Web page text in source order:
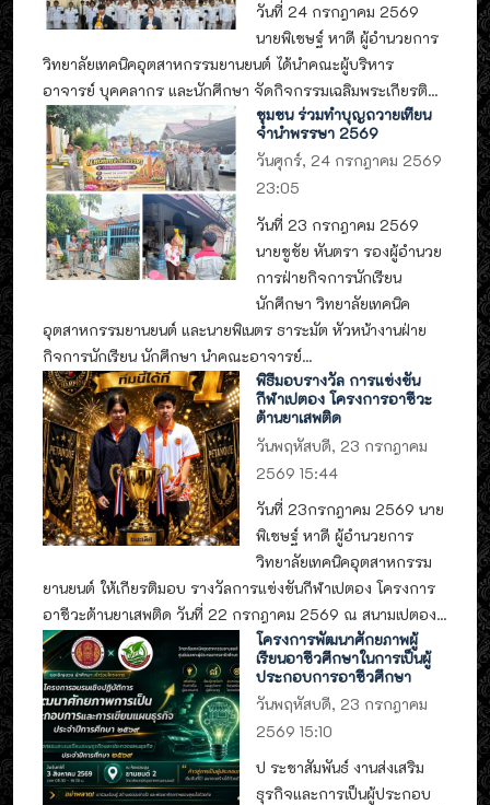
วันที่ 24 กรกฎาคม 2569
นายพิเชษฐ์ หาดี ผู้อำนวยการ
วิทยาลัยเทคนิคอุตสาหกรรมยานยนต์ ได้นำคณะผู้บริหาร
อาจารย์ บุคคลากร และนักศึกษา จัดกิจกรรมเฉลิมพระเกียรติ...
ชุมชน ร่วมทำบุญถวายเทียน
จำนำพรรษา 2569
วันศุกร์, 24 กรกฎาคม 2569
23:05
วันที่ 23 กรกฎาคม 2569
นายชูชัย หันตรา รองผู้อำนวย
การฝ่ายกิจการนักเรียน
นักศึกษา วิทยาลัยเทคนิค
อุตสาหกรรมยานยนต์ และนายพิเนตร ธาระมัต หัวหน้างานฝ่าย
กิจการนักเรียน นักศึกษา นำคณะอาจารย์...
พิธีมอบรางวัล การแข่งขัน
กีฬาเปตอง โครงการอาชีวะ
ต้านยาเสพติด
วันพฤหัสบดี, 23 กรกฎาคม
2569 15:44
วันที่ 23กรกฎาคม 2569 นาย
พิเชษฐ์ หาดี ผู้อำนวยการ
วิทยาลัยเทคนิคอุตสาหกรรม
ยานยนต์ ให้เกียรติมอบ รางวัลการแข่งขันกีฬาเปตอง โครงการ
อาชีวะต้านยาเสพติด วันที่ 22 กรกฎาคม 2569 ณ สนามเปตอง...
โครงการพัฒนาศักยภาพผู้
เรียนอาชีวศึกษาในการเป็นผู้
ประกอบการอาชีวศึกษา
วันพฤหัสบดี, 23 กรกฎาคม
2569 15:10
ป ระชาสัมพันธ์ งานส่งเสริม
ธุรกิจและการเป็นผู้ประกอบ